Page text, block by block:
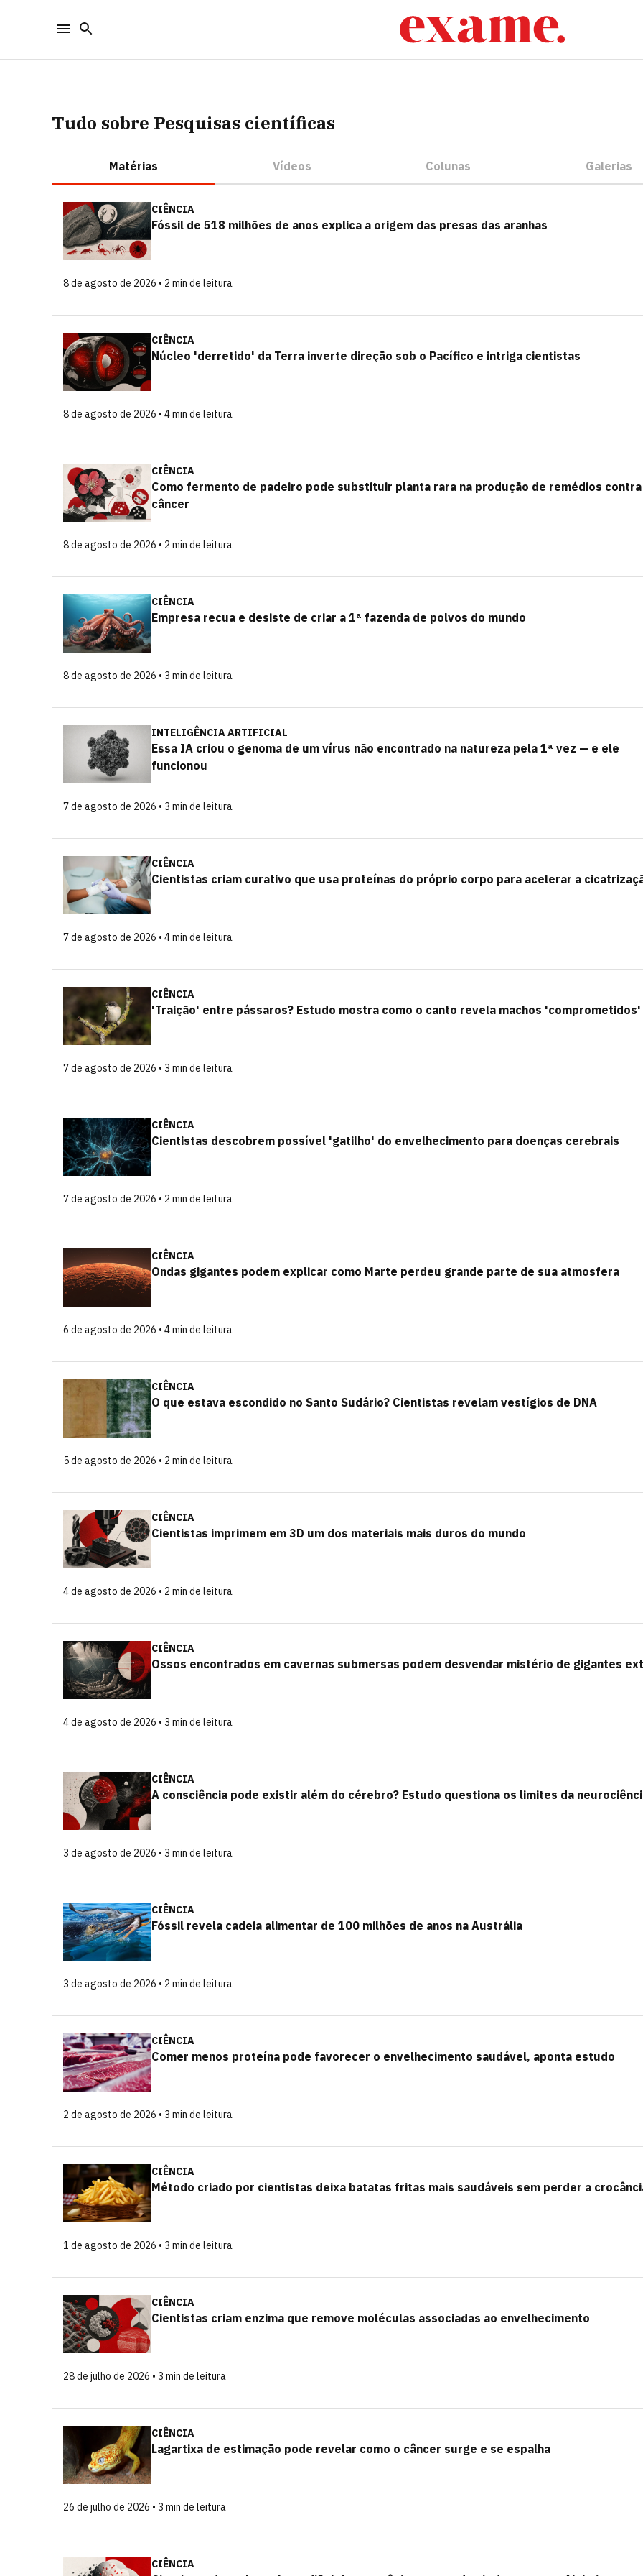
Tudo sobre Pesquisas científicas
Matérias Vídeos Colunas Galerias
CIÊNCIA
Fóssil de 518 milhões de anos explica a origem das presas das aranhas
8 de agosto de 2026 • 2 min de leitura
CIÊNCIA
Núcleo 'derretido' da Terra inverte direção sob o Pacífico e intriga cientistas
8 de agosto de 2026 • 4 min de leitura
CIÊNCIA
Como fermento de padeiro pode substituir planta rara na produção de remédios
câncer
8 de agosto de 2026 • 2 min de leitura
CIÊNCIA
Empresa recua e desiste de criar a 1ª fazenda de polvos do mundo
8 de agosto de 2026 • 3 min de leitura
INTELIGÊNCIA ARTIFICIAL
Essa IA criou o genoma de um vírus não encontrado na natureza pela 1ª vez — e ele
funcionou
7 de agosto de 2026 • 3 min de leitura
CIÊNCIA
Cientistas criam curativo que usa proteínas do próprio corpo para acelerar a
7 de agosto de 2026 • 4 min de leitura
CIÊNCIA
'Traição' entre pássaros? Estudo mostra como o canto revela machos 'comprometidos'
7 de agosto de 2026 • 3 min de leitura
CIÊNCIA
Cientistas descobrem possível 'gatilho' do envelhecimento para doenças cerebrais
7 de agosto de 2026 • 2 min de leitura
CIÊNCIA
Ondas gigantes podem explicar como Marte perdeu grande parte de sua atmosfera
6 de agosto de 2026 • 4 min de leitura
CIÊNCIA
O que estava escondido no Santo Sudário? Cientistas revelam vestígios de DNA
5 de agosto de 2026 • 2 min de leitura
CIÊNCIA
Cientistas imprimem em 3D um dos materiais mais duros do mundo
4 de agosto de 2026 • 2 min de leitura
CIÊNCIA
Ossos encontrados em cavernas submersas podem desvendar mistério de gigantes
4 de agosto de 2026 • 3 min de leitura
CIÊNCIA
A consciência pode existir além do cérebro? Estudo questiona os limites da
3 de agosto de 2026 • 3 min de leitura
CIÊNCIA
Fóssil revela cadeia alimentar de 100 milhões de anos na Austrália
3 de agosto de 2026 • 2 min de leitura
CIÊNCIA
Comer menos proteína pode favorecer o envelhecimento saudável, aponta estudo
2 de agosto de 2026 • 3 min de leitura
CIÊNCIA
Método criado por cientistas deixa batatas fritas mais saudáveis sem perder a
1 de agosto de 2026 • 3 min de leitura
CIÊNCIA
Cientistas criam enzima que remove moléculas associadas ao envelhecimento
28 de julho de 2026 • 3 min de leitura
CIÊNCIA
Lagartixa de estimação pode revelar como o câncer surge e se espalha
26 de julho de 2026 • 3 min de leitura
CIÊNCIA